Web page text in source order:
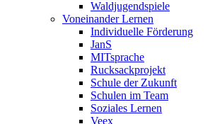
Waldjugendspiele
Voneinander Lernen
Individuelle Förderung
JanS
MITsprache
Rucksackprojekt
Schule der Zukunft
Schulen im Team
Soziales Lernen
Veex